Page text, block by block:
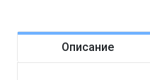
Описание